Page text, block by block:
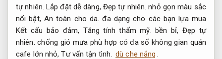
tự nhiên. Lắp đặt dễ dàng, Đẹp tự nhiên. nhỏ gọn màu sắc
nổi bật, An toàn cho da. đa dạng cho các bạn lựa mua
Kết cấu bảo đảm, Tăng tính thẩm mỹ. bền bỉ, Đẹp tự
nhiên. chống gió mưa phù hợp có đa số không gian quán
cafe lớn nhỏ,Tư vấn tận tình. dù che nắng .